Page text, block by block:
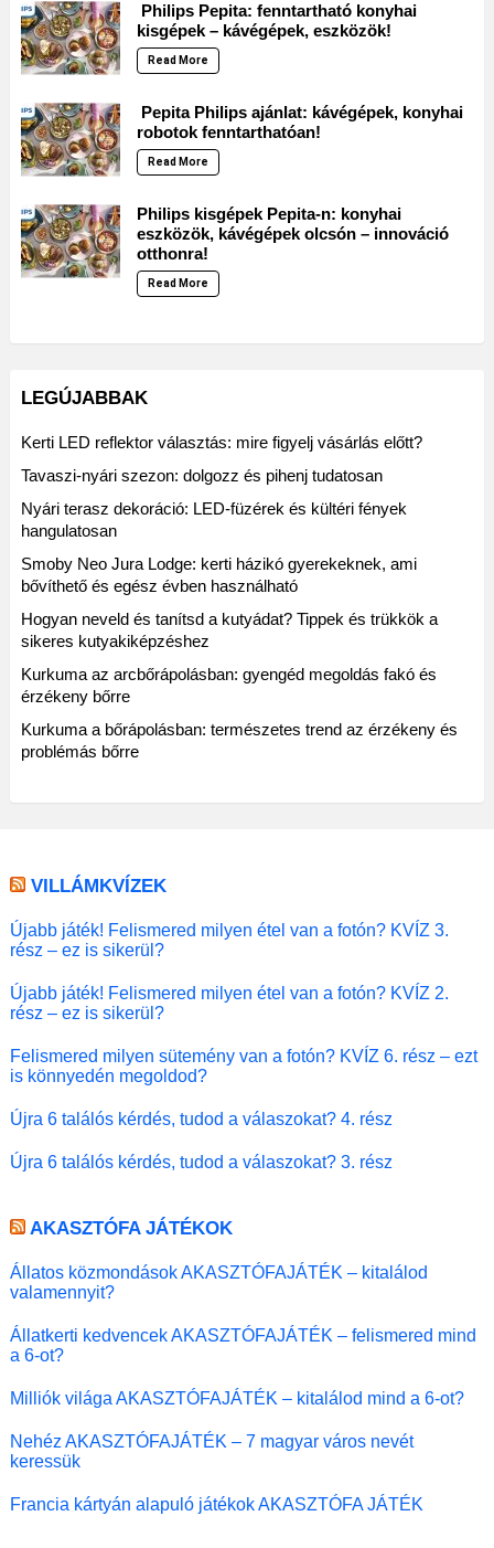
Philips Pepita: fenntartható konyhai
kisgépek – kávégépek, eszközök!
Read More
Pepita Philips ajánlat: kávégépek, konyhai
robotok fenntarthatóan!
Read More
Philips kisgépek Pepita-n: konyhai
eszközök, kávégépek olcsón – innováció
otthonra!
Read More
LEGÚJABBAK
Kerti LED reflektor választás: mire figyelj vásárlás előtt?
Tavaszi-nyári szezon: dolgozz és pihenj tudatosan
Nyári terasz dekoráció: LED-füzérek és kültéri fények
hangulatosan
Smoby Neo Jura Lodge: kerti házikó gyerekeknek, ami
bővíthető és egész évben használható
Hogyan neveld és tanítsd a kutyádat? Tippek és trükkök a
sikeres kutyakiképzéshez
Kurkuma az arcbőrápolásban: gyengéd megoldás fakó és
érzékeny bőrre
Kurkuma a bőrápolásban: természetes trend az érzékeny és
problémás bőrre
VILLÁMKVÍZEK
Újabb játék! Felismered milyen étel van a fotón? KVÍZ 3.
rész – ez is sikerül?
Újabb játék! Felismered milyen étel van a fotón? KVÍZ 2.
rész – ez is sikerül?
Felismered milyen sütemény van a fotón? KVÍZ 6. rész – ezt
is könnyedén megoldod?
Újra 6 találós kérdés, tudod a válaszokat? 4. rész
Újra 6 találós kérdés, tudod a válaszokat? 3. rész
AKASZTÓFA JÁTÉKOK
Állatos közmondások AKASZTÓFAJÁTÉK – kitalálod
valamennyit?
Állatkerti kedvencek AKASZTÓFAJÁTÉK – felismered mind
a 6-ot?
Milliók világa AKASZTÓFAJÁTÉK – kitalálod mind a 6-ot?
Nehéz AKASZTÓFAJÁTÉK – 7 magyar város nevét
keressük
Francia kártyán alapuló játékok AKASZTÓFA JÁTÉK